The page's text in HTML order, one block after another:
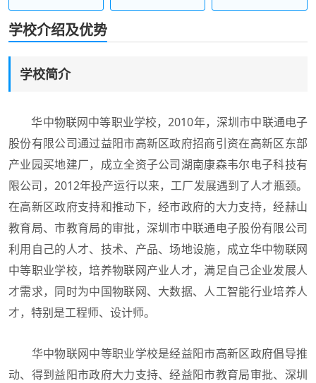
学校介绍及优势
学校简介
华中物联网中等职业学校，2010年，深圳市中联通电子
股份有限公司通过益阳市高新区政府招商引资在高新区东部
产业园买地建厂，成立全资子公司湖南康森韦尔电子科技有
限公司，2012年投产运行以来，工厂发展遇到了人才瓶颈。
在高新区政府支持和推动下，经市政府的大力支持，经赫山
教育局、市教育局的审批，深圳市中联通电子股份有限公司
利用自己的人才、技术、产品、场地设施，成立华中物联网
中等职业学校，培养物联网产业人才，满足自己企业发展人
才需求，同时为中国物联网、大数据、人工智能行业培养人
才，特别是工程师、设计师。
华中物联网中等职业学校是经益阳市高新区政府倡导推
动、得到益阳市政府大力支持、经益阳市教育局审批、深圳